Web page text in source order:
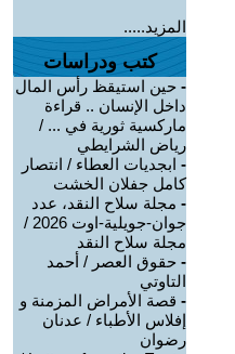
المزيد.....
كتب ودراسات
- حين استيقظ رأس المال
داخل الإنسان .. قراءة
ماركسية ثورية في ... /
رياض الشرايطي
- ابجديات العطاء / انتصار
كامل جفلان الخشت
- مجلة سلاح النقد، عدد
جوان-جويلية-اوت 2026 /
مجلة سلاح النقد
- حقوق العصر / أحمد
التاوتي
- قصة الأمراض المزمنة و
إفلاس الأطباء / عدنان
رضوان